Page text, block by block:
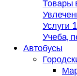
Товары
Услуги 1
Учеба,
Автобусы